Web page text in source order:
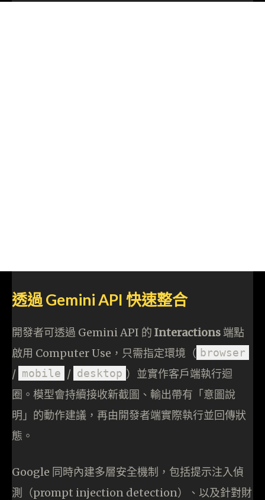
透過 Gemini API 快速整合
開發者可透過 Gemini API 的 Interactions 端點
啟用 Computer Use，只需指定環境（ browser
/ mobile / desktop ）並實作客戶端執行迴
圈。模型會持續接收新截圖、輸出帶有「意圖說
明」的動作建議，再由開發者端實際執行並回傳狀
態。
Google 同時內建多層安全機制，包括提示注入偵
測（prompt injection detection）、以及針對財